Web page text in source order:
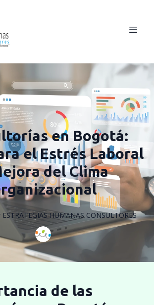
en Bogotá:
el Estrés Laboral
del Clima
ESTRATEGIAS HUMANAS CONSULTORES
de las